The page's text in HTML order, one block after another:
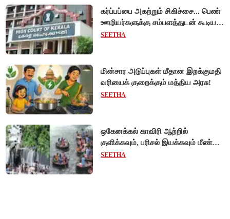
கர்ப்பப்பை அகற்றும் சிகிச்சை... பெண்
ஊழியர்களுக்கு சம்பளத்துடன் கூடிய
விடுப்பு - உயர்நீதிமன்றம் அதிரடி
SEETHA
மின்சார அடுப்புகள் மீதான இறக்குமதி
வரியைக் குறைக்கும் மத்திய அரசு!
SEETHA
ஒகேனக்கல் காவிரி ஆற்றில்
குளிக்கவும், பரிசல் இயக்கவும் மீண்டும்
அனுமதி - சுற்றுலாப் பயணிகள்
SEETHA